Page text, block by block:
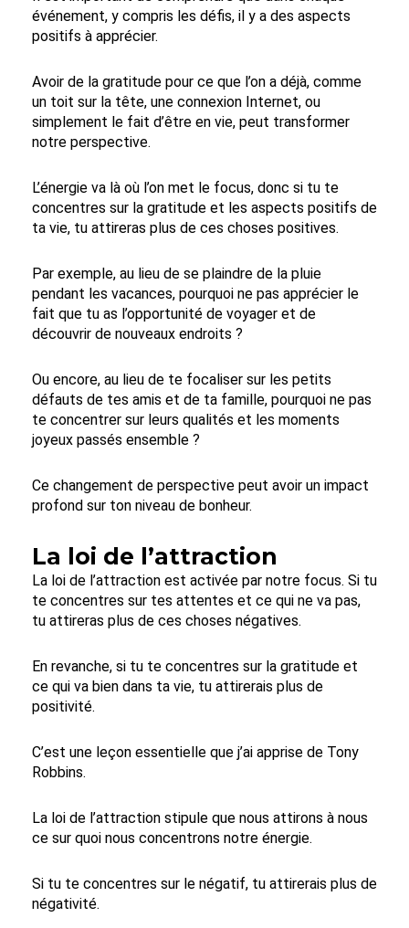
événement, y compris les défis, il y a des aspects
positifs à apprécier.
Avoir de la gratitude pour ce que l’on a déjà, comme
un toit sur la tête, une connexion Internet, ou
simplement le fait d’être en vie, peut transformer
notre perspective.
L’énergie va là où l’on met le focus, donc si tu te
concentres sur la gratitude et les aspects positifs de
ta vie, tu attireras plus de ces choses positives.
Par exemple, au lieu de se plaindre de la pluie
pendant les vacances, pourquoi ne pas apprécier le
fait que tu as l’opportunité de voyager et de
découvrir de nouveaux endroits ?
Ou encore, au lieu de te focaliser sur les petits
défauts de tes amis et de ta famille, pourquoi ne pas
te concentrer sur leurs qualités et les moments
joyeux passés ensemble ?
Ce changement de perspective peut avoir un impact
profond sur ton niveau de bonheur.
La loi de l’attraction
La loi de l’attraction est activée par notre focus. Si tu
te concentres sur tes attentes et ce qui ne va pas,
tu attireras plus de ces choses négatives.
En revanche, si tu te concentres sur la gratitude et
ce qui va bien dans ta vie, tu attirerais plus de
positivité.
C’est une leçon essentielle que j’ai apprise de Tony
Robbins.
La loi de l’attraction stipule que nous attirons à nous
ce sur quoi nous concentrons notre énergie.
Si tu te concentres sur le négatif, tu attirerais plus de
négativité.